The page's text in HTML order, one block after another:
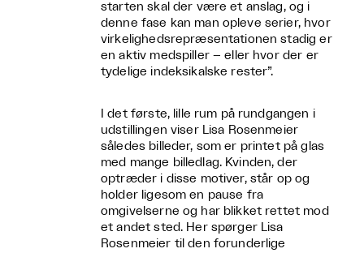
starten skal der være et anslag, og i
denne fase kan man opleve serier, hvor
virkelighedsrepræsentationen stadig er
en aktiv medspiller – eller hvor der er
tydelige indeksikalske rester”.
I det første, lille rum på rundgangen i
udstillingen viser Lisa Rosenmeier
således billeder, som er printet på glas
med mange billedlag. Kvinden, der
optræder i disse motiver, står op og
holder ligesom en pause fra
omgivelserne og har blikket rettet mod
et andet sted. Her spørger Lisa
Rosenmeier til den forunderlige